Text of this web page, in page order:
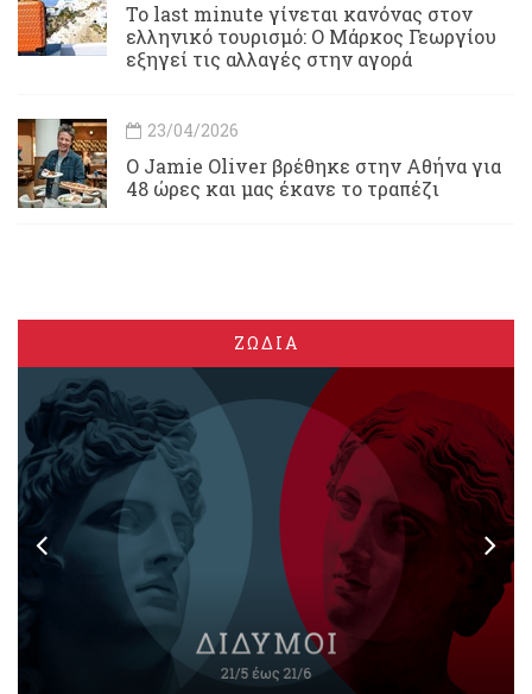
Το last minute γίνεται κανόνας στον
ελληνικό τουρισμό: Ο Μάρκος Γεωργίου
εξηγεί τις αλλαγές στην αγορά
23/04/2026
Ο Jamie Oliver βρέθηκε στην Αθήνα για
48 ώρες και μας έκανε το τραπέζι
ΖΩΔΙΑ